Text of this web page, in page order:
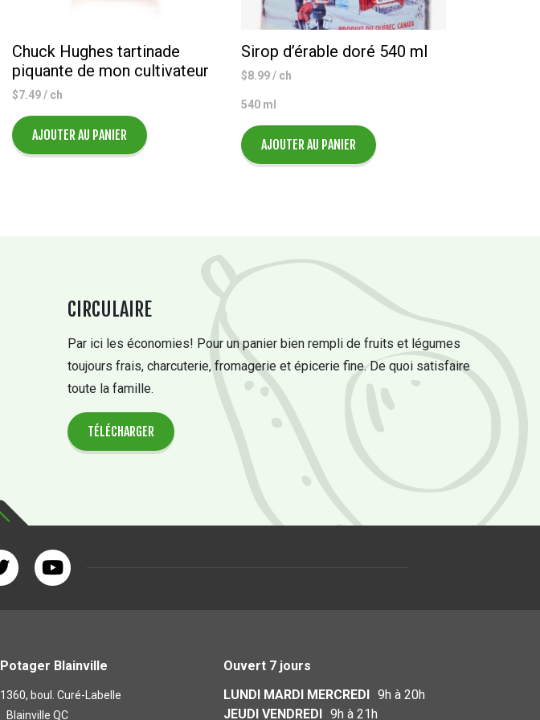
Chuck Hughes tartinade
piquante de mon cultivateur
$7.49/ ch
AJOUTER AU PANIER
Sirop d’érable doré 540 ml
$8.99/ ch
540 ml
AJOUTER AU PANIER
CIRCULAIRE
Par ici les économies! Pour un panier bien rempli de fruits et légumes
toujours frais, charcuterie, fromagerie et épicerie fine. De quoi satisfaire
toute la famille.
TÉLÉCHARGER
Potager Blainville
1360, boul. Curé-Labelle
Blainville QC
Ouvert 7 jours
LUNDI MARDI MERCREDI 9h à 20h
JEUDI VENDREDI 9h à 21h